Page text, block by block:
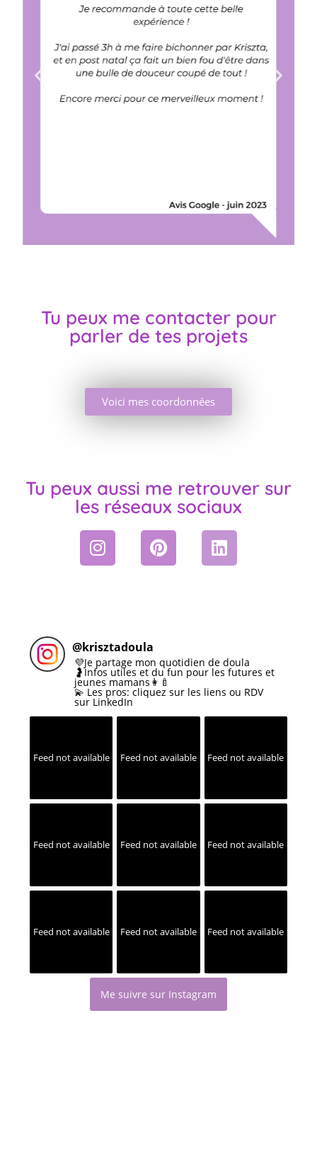
Tu peux me contacter pour
parler de tes projets
Voici mes coordonnées
Tu peux aussi me retrouver sur
les réseaux sociaux
@krisztadoula
💜Je partage mon quotidien de doula
🤰Infos utiles et du fun pour les futures et
jeunes mamans👩‍🍼
💫 Les pros: cliquez sur les liens ou RDV
sur LinkedIn
Feed not available Feed not available Feed not available
Feed not available Feed not available Feed not available
Feed not available Feed not available Feed not available
Me suivre sur Instagram